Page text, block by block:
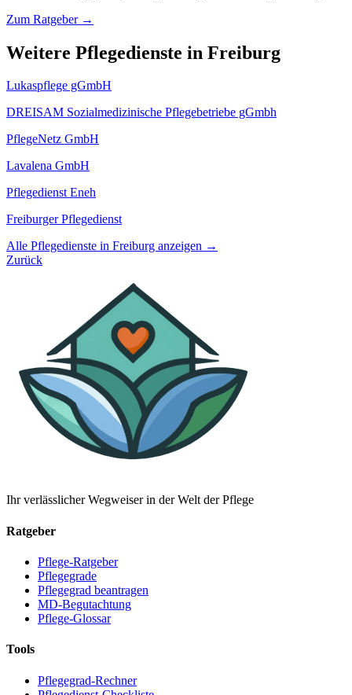
Zum Ratgeber →
Weitere Pflegedienste in Freiburg
Lukaspflege gGmbH
DREISAM Sozialmedizinische Pflegebetriebe gGmbh
PflegeNetz GmbH
Lavalena GmbH
Pflegedienst Eneh
Freiburger Pflegedienst
Alle Pflegedienste in Freiburg anzeigen →
Zurück
Ihr verlässlicher Wegweiser in der Welt der Pflege
Ratgeber
Pflege-Ratgeber
Pflegegrade
Pflegegrad beantragen
MD-Begutachtung
Pflege-Glossar
Tools
Pflegegrad-Rechner